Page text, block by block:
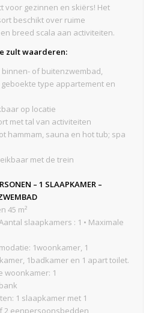
voor gezinnen en skiërs! Het
beschikt over ruime
breed scala aan activiteiten.
zult waarderen:
of buitenzwembad,
type appartement en
op locatie
met tal van activiteiten
hammam, sauna en hot tub; spa
met de trein
– 1 SLAAPKAMER –
45 m²
slaapkamers : 1 • Maximale
1woonkamer, 1
1badkamer en 1 apart toilet.
woonkamer: 1
1 slaapkamer met 1
2 eenpersoonsbedden